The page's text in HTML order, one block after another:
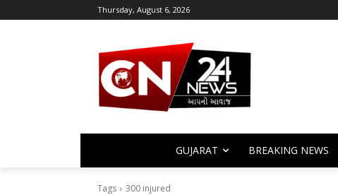
Thursday, August 6, 2026
GUJARAT BREAKING NEWS
Tags 300 injured